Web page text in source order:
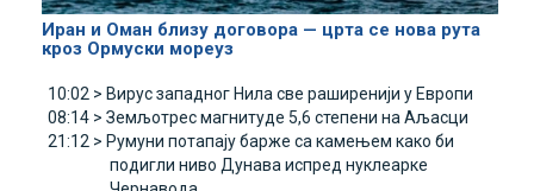
Иран и Оман близу договора — црта се нова рута
кроз Ормуски мореуз
10:02 > Вирус западног Нила све раширенији у Европи
08:14 > Земљотрес магнитуде 5,6 степени на Aљасци
21:12 > Румуни потапају барже са камењем како би
подигли ниво Дунава испред нуклеарке